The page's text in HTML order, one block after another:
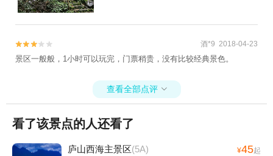

 酒*9 2018-04-23
景区一般般，1小时可以玩完，门票稍贵，没有比较经典景色。
查看全部点评 
看了该景点的人还看了
庐山西海主景区(5A) ¥45起